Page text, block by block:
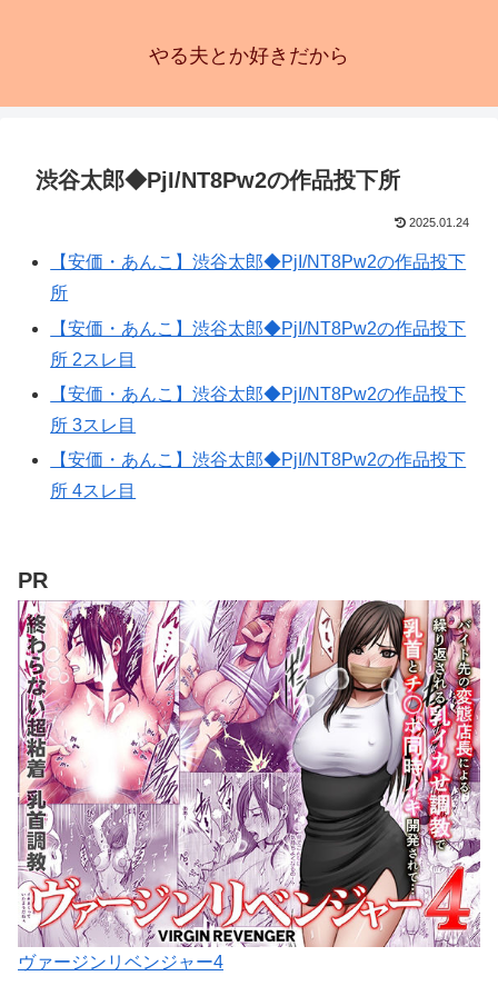
やる夫とか好きだから
渋谷太郎◆PjI/NT8Pw2の作品投下所
2025.01.24
【安価・あんこ】渋谷太郎◆PjI/NT8Pw2の作品投下
所
【安価・あんこ】渋谷太郎◆PjI/NT8Pw2の作品投下
所 2スレ目
【安価・あんこ】渋谷太郎◆PjI/NT8Pw2の作品投下
所 3スレ目
【安価・あんこ】渋谷太郎◆PjI/NT8Pw2の作品投下
所 4スレ目
PR
ヴァージンリベンジャー4